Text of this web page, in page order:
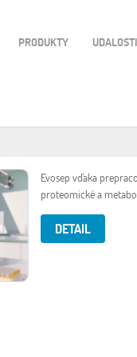
PRODUKTY UDALOSTI
Evosep vďaka
proteomické a
DETAIL